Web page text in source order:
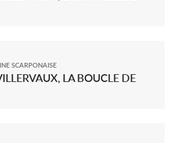
SCARPONAISE
LA BOUCLE DE